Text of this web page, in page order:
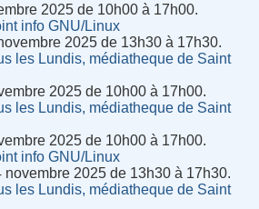
2025 de 10h00 à 17h00.
info GNU/Linux
2025 de 13h30 à 17h30.
les Lundis, médiatheque de Saint
2025 de 10h00 à 17h00.
les Lundis, médiatheque de Saint
2025 de 10h00 à 17h00.
info GNU/Linux
novembre 2025 de 13h30 à 17h30.
les Lundis, médiatheque de Saint